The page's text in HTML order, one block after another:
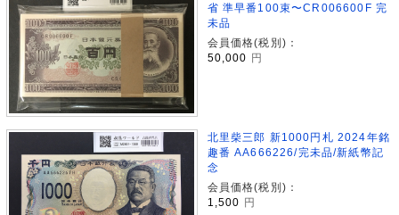
省 準早番100束〜CR006600F 完
未品
会員価格(税別)：
50,000 円
北里柴三郎 新1000円札 2024年銘
趣番 AA666226/完未品/新紙幣記
念
会員価格(税別)：
1,500 円